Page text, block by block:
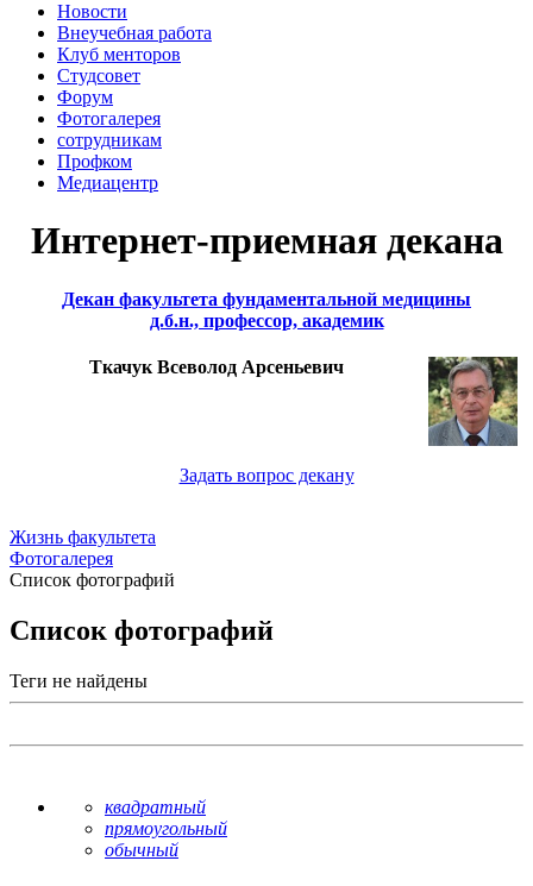
Новости
Внеучебная работа
Клуб менторов
Студсовет
Форум
Фотогалерея
сотрудникам
Профком
Медиацентр
Интернет-приемная декана
Декан факультета фундаментальной медицины
д.б.н., профессор, академик
Ткачук Всеволод Арсеньевич
Задать вопрос декану
Жизнь факультета
Фотогалерея
Список фотографий
Список фотографий
Теги не найдены
квадратный
прямоугольный
обычный